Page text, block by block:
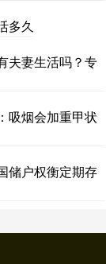
多久
夫妻生活吗？专
吸烟会加重甲状
储户权衡定期存